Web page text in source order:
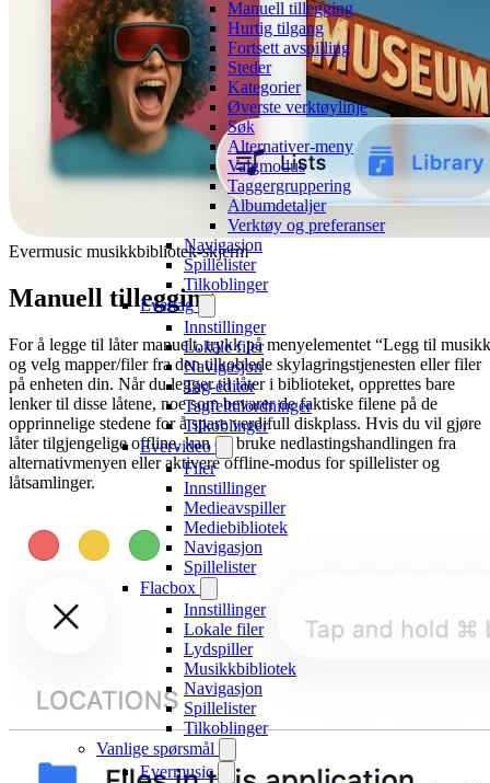
Manuell tillegging
Hurtig tilgang
Fortsett avspilling
Steder
Kategorier
Øverste verktøylinje
Søk
Alternativer-meny
Valgmodus
Taggergruppering
Albumdetaljer
Verktøy og preferanser
Navigasjon
Spillelister
Tilkoblinger
Evertag
Innstillinger
Lokale filer
Navigasjon
Tag-editor
Tagfelttilordninger
Tilkoblinger
Evervideo
Filer
Innstillinger
Medieavspiller
Mediebibliotek
Navigasjon
Spillelister
Flacbox
Innstillinger
Lokale filer
Lydspiller
Musikkbibliotek
Navigasjon
Spillelister
Tilkoblinger
Vanlige spørsmål
Evermusic
Evermusic musikkbibliotek-skjerm
Manuell tillegging
For å legge til låter manuelt, trykk på menyelementet “Legg til
og velg mapper/filer fra den tilkoblede skylagringstjenesten eller filer
på enheten din. Når du legger til låter i biblioteket, opprettes bare
lenker til disse låtene, noe som bevarer de faktiske filene på de
opprinnelige stedene for å spare verdifull diskplass. Hvis du vil gjøre
låter tilgjengelige offline, kan du bruke nedlastingshandlingen fra
alternativmenyen eller aktivere offline-modus for spillelister og
låtsamlinger.